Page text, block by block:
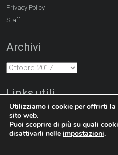
Privacy Policy
Staff
Archivi
Links utili
http://www.hanban.edu.cn
Utilizziamo i cookie per offrirti la
sito web.
Puoi scoprire di più su quali
disattivarli nelle impostazioni.